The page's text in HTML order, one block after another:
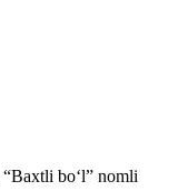
bo‘l” nomli